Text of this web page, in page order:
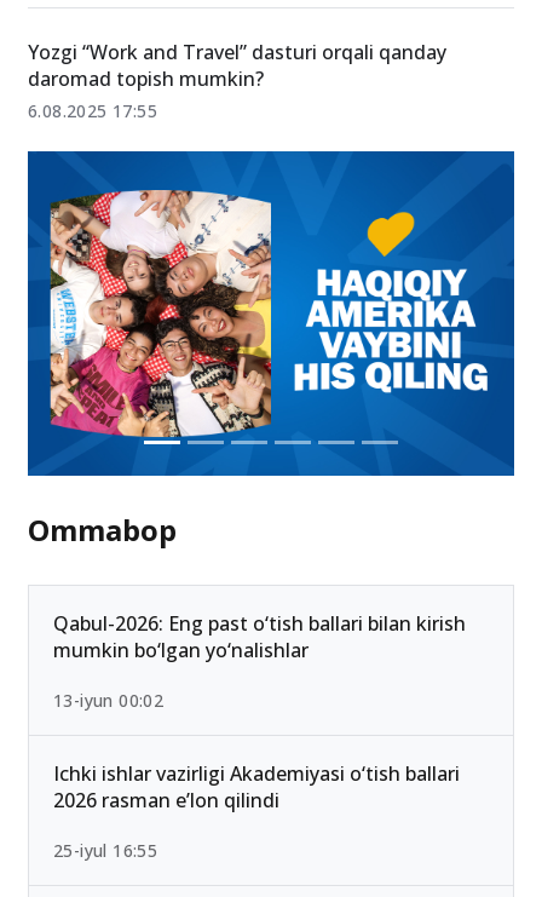
Yozgi “Work and Travel” dasturi orqali qanday
daromad topish mumkin?
6.08.2025 17:55
Ommabop
Qabul-2026: Eng past o‘tish ballari bilan kirish
mumkin bo‘lgan yo‘nalishlar
13-iyun 00:02
Ichki ishlar vazirligi Akademiyasi o‘tish ballari
2026 rasman e’lon qilindi
25-iyul 16:55